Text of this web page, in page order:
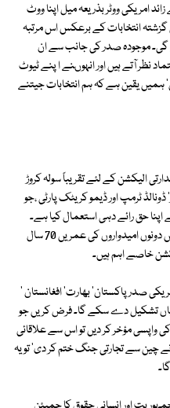
کی وباء کے باعث 10 کروڑ سے زائد امریکی ووٹر بذریعہ میل اپنا ووٹ
انتخابات کے برعکس اس مرتبہ
موجودہ صدر کی جانب سے ان
نظر آتے ہیں اور انہوںنے ا پنے ٹیوٹ
یقین ہے کہ ہم انتخابات جیتنے
الیکشن کے لئے تقریباً سولہ کروڑ
ٹرمپ اور ڈیمو کریٹک پارٹی ،جو
حق رائے دہی استعمال کیا ہے۔
امریکی تاریخ میں یہ پہلے الیکشن ہیں جن میں دونوں امیدواروں کی عمریں 70 سال
خاصے اہم ہیں۔
صدر پاکستان' بھارت' افغانستان '
تشکیل دے سکے گا۔ فرض کریں جو
واپسی مؤخر کر دیں تو اس سے علاقائی
چین سے تجارتی جنگ ختم کر دی' تو یہ